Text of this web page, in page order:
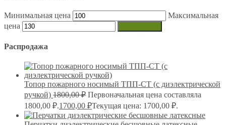
Минимальная цена
Максимальная
цена
Распродажа
Топор пожарного носимый ТПП-СТ (с диэлектрической
ручкой) 1800,00₽ Первоначальная цена составляла
1800,00 ₽.1700,00 ₽Текущая цена: 1700,00 ₽.